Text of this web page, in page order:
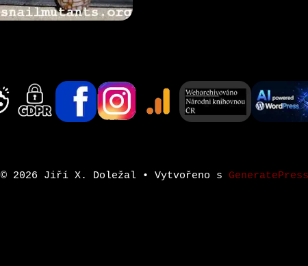
© 2026 Jiří X. Doležal • Vytvořeno s GeneratePress